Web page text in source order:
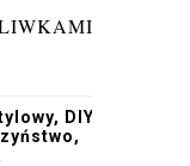
DIY,